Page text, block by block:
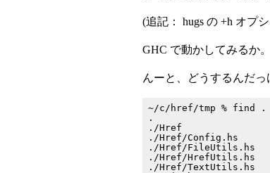
(追記： hugs の +h オプ
GHC で動かしてみるか。
んーと、どうするんだ
~/c/href/tmp % find .
.
./Href
./Href/Config.hs
./Href/FileUtils.hs
./Href/HrefUtils.hs
./Href/TextUtils.hs